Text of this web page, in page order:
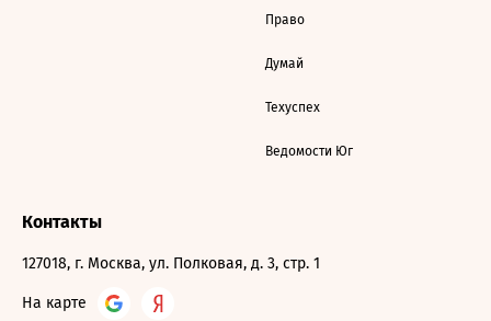
Право
Думай
Техуспех
Ведомости Юг
Контакты
127018, г. Москва, ул. Полковая, д. 3, стр. 1
На карте